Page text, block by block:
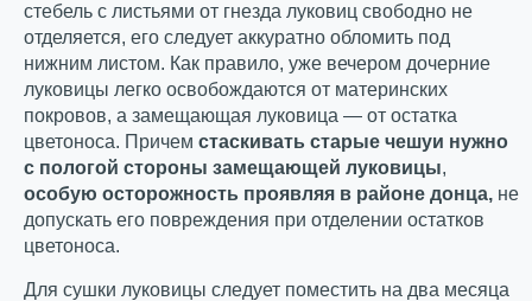
стебель с листьями от гнезда луковиц свободно не
отделяется, его следует аккуратно обломить под
нижним листом. Как правило, уже вечером дочерние
луковицы легко освобождаются от материнских
покровов, а замещающая луковица — от остатка
цветоноса. Причем стаскивать старые чешуи нужно
с пологой стороны замещающей луковицы,
особую осторожность проявляя в районе донца, не
допускать его повреждения при отделении остатков
цветоноса.
Для сушки луковицы следует поместить на два месяца